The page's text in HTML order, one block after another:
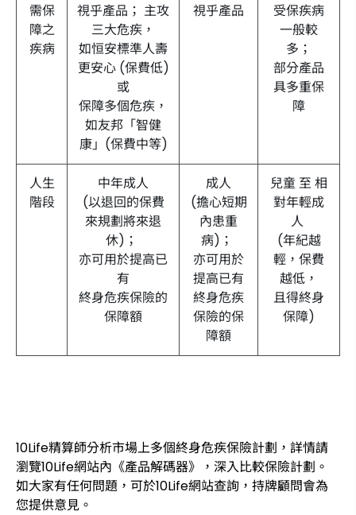
需保
障之
疾病
視乎產品； 主攻
三大危疾，
如恒安標準人壽
更安心 (保費低)
或
保障多個危疾，
如友邦「智健
康」(保費中等)
視乎產品
受保疾病
一般較
多；
部分產品
具多重保
障
人生
階段
中年成人
(以退回的保費
來規劃將來退
休)；
亦可用於提高已
有
終身危疾保險的
保障額
成人
(擔心短期
內患重
病)；
亦可用於
提高已有
終身危疾
保險的保
障額
兒童 至 相
對年輕成
人
(年紀越
輕，保費
越低，
且得終身
保障)
10Life精算師分析市場上多個終身危疾保險計劃，詳情請
瀏覽10Life網站內《產品解碼器》，深入比較保險計劃。
如大家有任何問題，可於10Life網站查詢，持牌顧問會為
您提供意見。